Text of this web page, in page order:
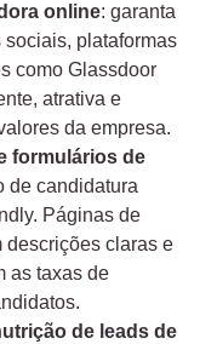
online: garanta
plataformas
como Glassdoor
atrativa e
da empresa.
formulários de
de candidatura
Páginas de
descrições claras e
as taxas de
de leads de